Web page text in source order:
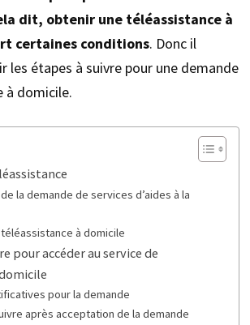
dit, obtenir une téléassistance à
certaines conditions. Donc il
les étapes à suivre pour une demande
à domicile.
la demande de services d’aides à la
à domicile
pour accéder au service de
pour la demande
après acceptation de la demande